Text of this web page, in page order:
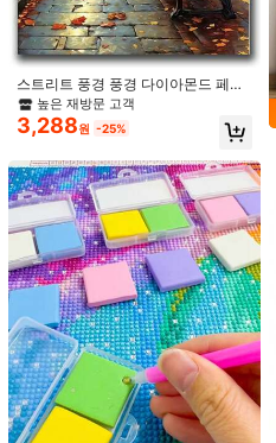
5-100개 점착식 다이아몬드 페인팅,
5D 다이아몬드 자수 점착식 왁스 포인
트 다이아몬드 클레이, DIY 페인팅 공
예 도구 다이아몬드 페인팅 액세서리
다이아몬드 페인팅 세트
1,390원 -22%
스트리트 풍경 풍경 다이아몬드 페인
팅 고대 전체 원형 사각 드릴 모자이크
다이아몬드 수제 선물 침실 장식
높은 재방문 고객
3,288원 -25%